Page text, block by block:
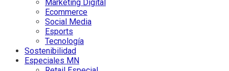
Marketing Digital
Ecommerce
Social Media
Esports
Tecnología
Sostenibilidad
Especiales MN